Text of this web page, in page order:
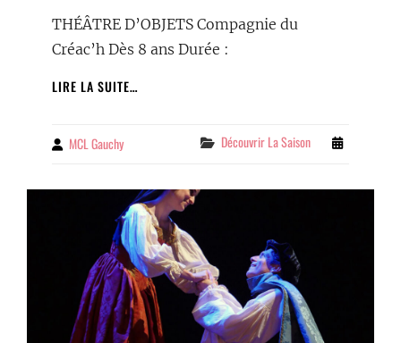
THÉÂTRE D’OBJETS Compagnie du
Créac’h Dès 8 ans Durée :
LIRE LA SUITE…
By MCL Gauchy Categories
Découvrir La Saison